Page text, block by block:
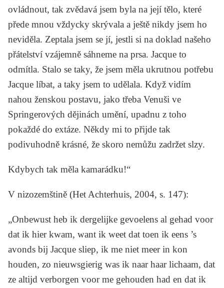
ovládnout, tak zvědavá jsem byla na její tělo, které
přede mnou vždycky skrývala a ještě nikdy jsem ho
neviděla. Zeptala jsem se jí, jestli si na doklad našeho
přátelství vzájemně sáhneme na prsa. Jacque to
odmítla. Stalo se taky, že jsem měla ukrutnou potřebu
Jacque líbat, a taky jsem to udělala. Když vidím
nahou ženskou postavu, jako třeba Venuši ve
Springerových dějinách umění, upadnu z toho
pokaždé do extáze. Někdy mi to přijde tak
podivuhodně krásné, že skoro nemůžu zadržet slzy.
Kdybych tak měla kamarádku!“
V nizozemštině (Het Achterhuis, 2004, s. 147):
„Onbewust heb ik dergelijke gevoelens al gehad voor
dat ik hier kwam, want ik weet dat toen ik eens ’s
avonds bij Jacque sliep, ik me niet meer in kon
houden, zo nieuwsgierig was ik naar haar lichaam, dat
ze altijd verborgen voor me gehouden had en dat ik